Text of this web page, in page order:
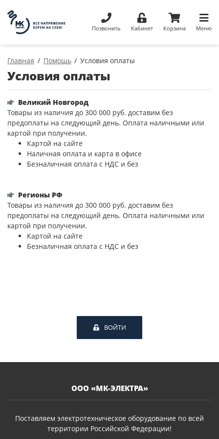
Позвонить Кабинет Корзина Меню
Главная Помощь Условия оплаты
Условия оплаты
Великий Новгород
Товары из наличия до 300 000 руб. доставим без
предоплаты на следующий день. Оплата наличными или
картой при получении.
Картой на сайте
Наличная оплата и карта в офисе
Безналичная оплата с НДС и без
Регионы РФ
Товары из наличия до 300 000 руб. доставим без
предоплаты на следующий день. Оплата наличными или
картой при получении.
Картой на сайте
Безналичная оплата с НДС и без
ВОЙТИ
ООО «МК-ЭЛЕКТРА»
Поставляем электротехническое оборудование по всей
территории Российской Федерации!